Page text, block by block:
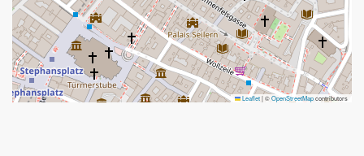
Leaflet|©OpenStreetMapcontributors